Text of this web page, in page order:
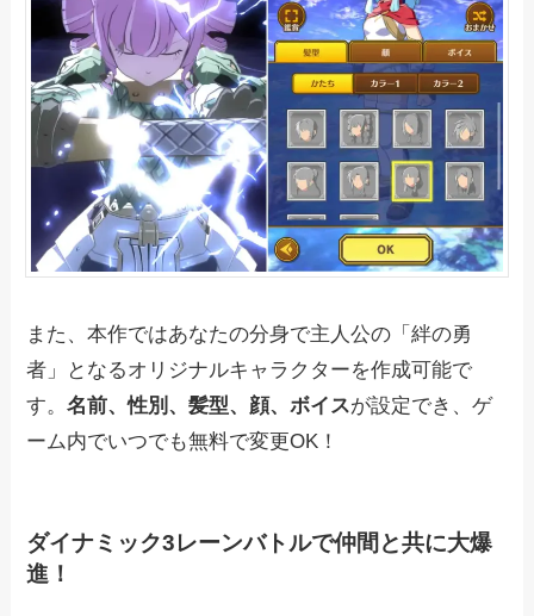
また、本作ではあなたの分身で主人公の「絆の勇
者」となるオリジナルキャラクターを作成可能で
す。名前、性別、髪型、顔、ボイスが設定でき、ゲ
ーム内でいつでも無料で変更OK！
ダイナミック3レーンバトルで仲間と共に大爆
進！